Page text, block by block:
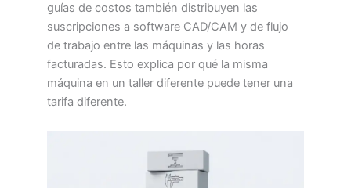
guías de costos también distribuyen las
suscripciones a software CAD/CAM y de flujo
de trabajo entre las máquinas y las horas
facturadas. Esto explica por qué la misma
máquina en un taller diferente puede tener una
tarifa diferente.